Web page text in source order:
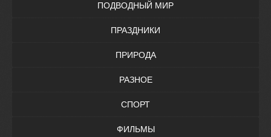
ПОДВОДНЫЙ МИР
ПРАЗДНИКИ
ПРИРОДА
РАЗНОЕ
СПОРТ
ФИЛЬМЫ